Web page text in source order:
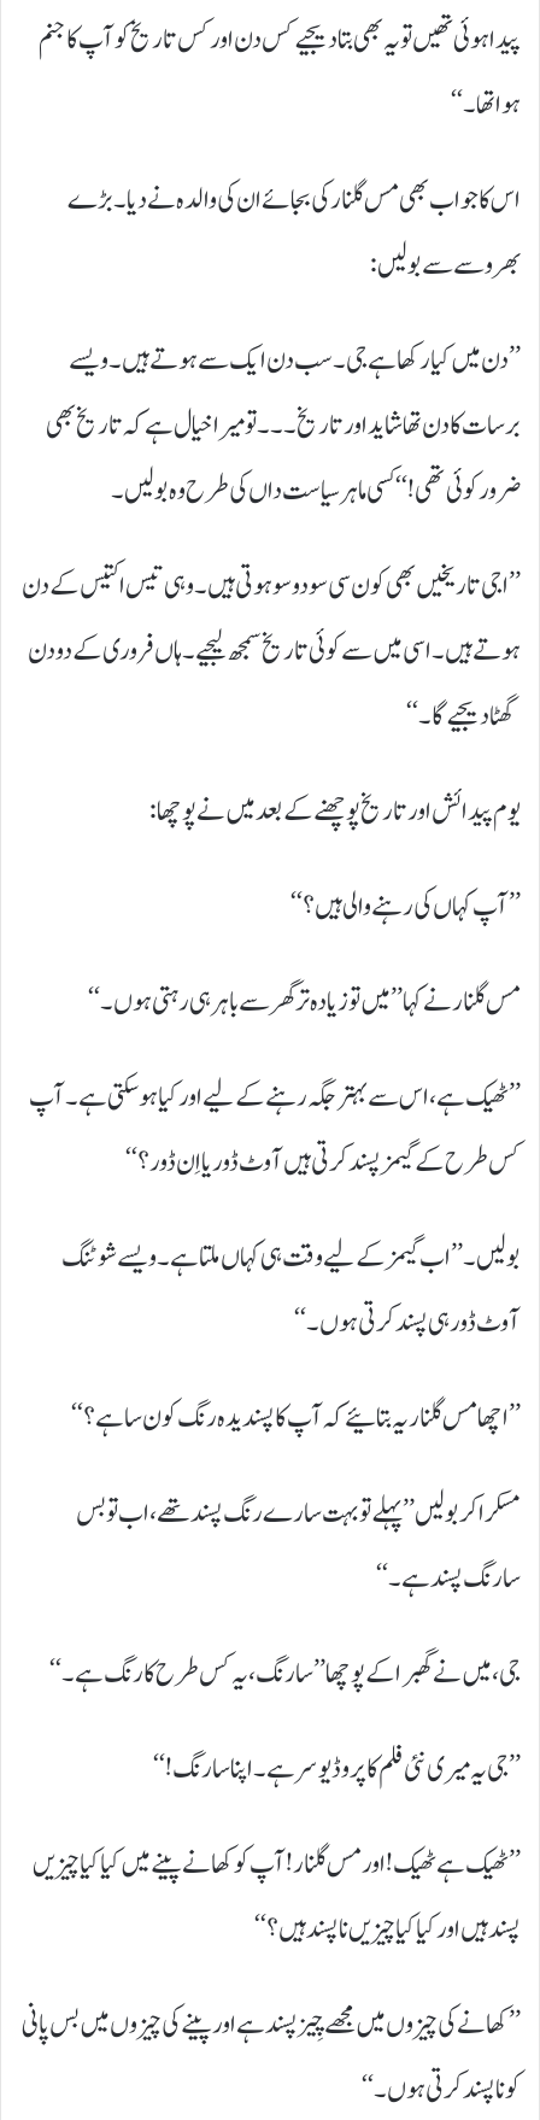
پیدا ہوئی تھیں تو یہ بھی بتا دیجیے کس دن اور کس تاریخ کو آپ کا جنم
ہوا تھا۔‘‘
اس کا جواب بھی مس گلنار کی بجائے ان کی والدہ نے دیا۔ بڑے
بھروسے سے بولیں:
’’دن میں کیا رکھا ہے جی۔ سب دن ایک سے ہوتے ہیں۔ ویسے
برسات کا دن تھا شاید اور تاریخ۔۔۔ تو میرا خیال ہے کہ تاریخ بھی
ضرور کوئی تھی!‘‘ کسی ماہر سیاست داں کی طرح وہ بولیں۔
’’اجی تاریخیں بھی کون سی سو دو سو ہوتی ہیں۔ وہی تیس اکتیس کے دن
ہوتے ہیں۔ اسی میں سے کوئی تاریخ سمجھ لیجیے۔ ہاں فروری کے دو دن
گھٹا دیجیے گا۔‘‘
یوم پیدائش اور تاریخ پوچھنے کے بعد میں نے پوچھا:
’’آپ کہاں کی رہنے والی ہیں؟‘‘
مس گلنار نے کہا ’’میں تو زیادہ تر گھر سے باہر ہی رہتی ہوں۔‘‘
’’ٹھیک ہے، اس سے بہتر جگہ رہنے کے لیے اور کیا ہوسکتی ہے۔ آپ
کس طرح کے گیمز پسند کرتی ہیں آوٹ ڈور یا اِن ڈور؟‘‘
بولیں۔ ’’اب گیمز کے لیے وقت ہی کہاں ملتا ہے۔ ویسے شوٹنگ
آوٹ ڈور ہی پسند کرتی ہوں۔‘‘
’’اچھا مس گلنار یہ بتائیے کہ آپ کا پسندیدہ رنگ کون سا ہے؟‘‘
مسکرا کر بولیں ’’پہلے تو بہت سارے رنگ پسند تھے، اب تو بس
سارنگ پسند ہے۔‘‘
جی، میں نے گھبرا کے پوچھا ’’سارنگ، یہ کس طرح کا رنگ ہے۔‘‘
’’جی یہ میری نئی فلم کا پروڈیوسر ہے۔ اپنا سارنگ!‘‘
’’ٹھیک ہے ٹھیک! اور مس گلنار! آپ کو کھانے پینے میں کیا کیا چیزیں
پسند ہیں اور کیا کیا چیزیں ناپسند ہیں؟‘‘
’’کھانے کی چیزوں میں مجھے چِیز پسند ہے اور پینے کی چیزوں میں بس پانی
کو ناپسند کرتی ہوں۔‘‘